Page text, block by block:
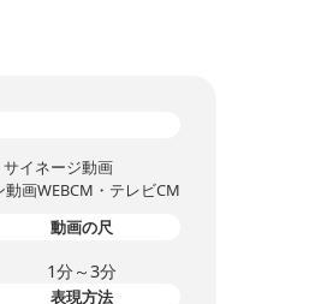
イネージ動画
動画WEBCM・テレビCM
動画の尺
1分～3分
表現方法